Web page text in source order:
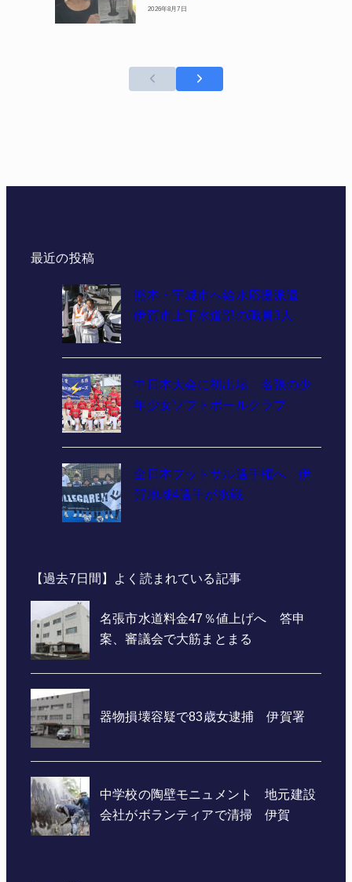
2026年8月7日
最近の投稿
熊本・宇城市へ給水応援派遣
伊賀市上下水道部の職員3人
中日本大会に初出場 名張の少
年少女ソフトボールクラブ
全日本フットサル選手権へ 伊
賀地域4選手が挑戦
【過去7日間】よく読まれている記事